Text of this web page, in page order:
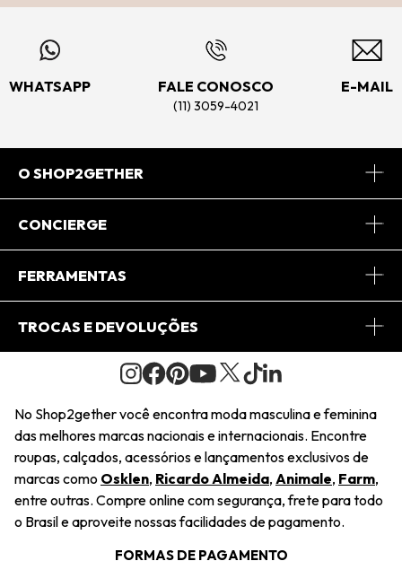
WHATSAPP FALE CONOSCO
(11) 3059-4021
E-MAIL
O SHOP2GETHER
Sobre Nós
Journal
Saiu na Mídia
Sustentabilidade
Navegando
CONCIERGE
Central de Relacionamento
Regulamento e Promoções
FERRAMENTAS
Minha Conta
Pedido de Presente
Wishlist
TROCAS E DEVOLUÇÕES
Condições Gerais
Troca Fácil
Restituição de Pagamento
Dúvidas Frequentes
Termos e Condições
No Shop2gether você encontra moda masculina e feminina
das melhores marcas nacionais e internacionais. Encontre
roupas, calçados, acessórios e lançamentos exclusivos de
marcas como Osklen, Ricardo Almeida, Animale, Farm,
entre outras. Compre online com segurança, frete para todo
o Brasil e aproveite nossas facilidades de pagamento.
FORMAS DE PAGAMENTO